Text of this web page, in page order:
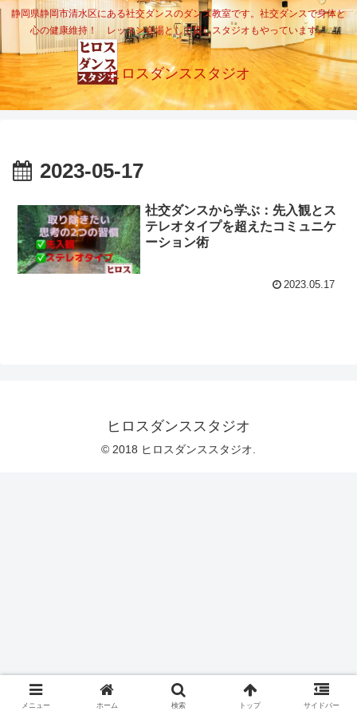
静岡県静岡市清水区にある社交ダンスのダンス教室です。社交ダンスで身体と
心の健康維持！ レッスン会場として貸しスタジオもやっています。
ヒロスダンススタジオ
2023-05-17
社交ダンスから学ぶ：先入観とス
テレオタイプを超えたコミュニケ
ーション術
2023.05.17
ヒロスダンススタジオ
© 2018 ヒロスダンススタジオ.
メニュー ホーム 検索 トップ サイドバー